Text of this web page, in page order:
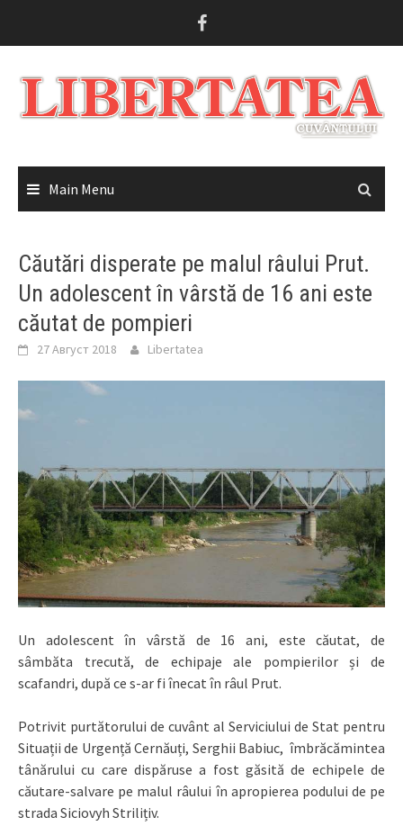
Main Menu
Căutări disperate pe malul râului Prut.
Un adolescent în vârstă de 16 ani este
căutat de pompieri
27 Август 2018 Libertatea
Un adolescent în vârstă de 16 ani, este căutat, de
sâmbăta trecută, de echipaje ale pompierilor și de
scafandri, după ce s-ar fi înecat în râul Prut.
Potrivit purtătorului de cuvânt al Serviciului de Stat pentru
Situații de Urgență Cernăuți, Serghii Babiuc, îmbrăcămintea
tânărului cu care dispăruse a fost găsită de echipele de
căutare-salvare pe malul râului în apropierea podului de pe
strada Siciovyh Strilițiv.